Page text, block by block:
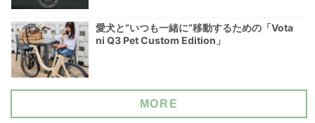
愛犬と“いつも一緒に”移動するための「Vota
ni Q3 Pet Custom Edition」
MORE